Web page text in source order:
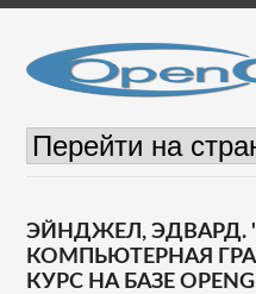
ЭЙНДЖЕЛ, ЭДВАРД.
КОМПЬЮТЕРНАЯ
КУРС НА БАЗЕ